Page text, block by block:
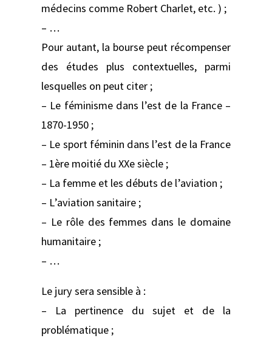
médecins comme Robert Charlet, etc. ) ;
– …
Pour autant, la bourse peut récompenser
des études plus contextuelles, parmi
lesquelles on peut citer ;
– Le féminisme dans l’est de la France –
1870-1950 ;
– Le sport féminin dans l’est de la France
– 1ère moitié du XXe siècle ;
– La femme et les débuts de l’aviation ;
– L’aviation sanitaire ;
– Le rôle des femmes dans le domaine
humanitaire ;
– …
Le jury sera sensible à :
– La pertinence du sujet et de la
problématique ;